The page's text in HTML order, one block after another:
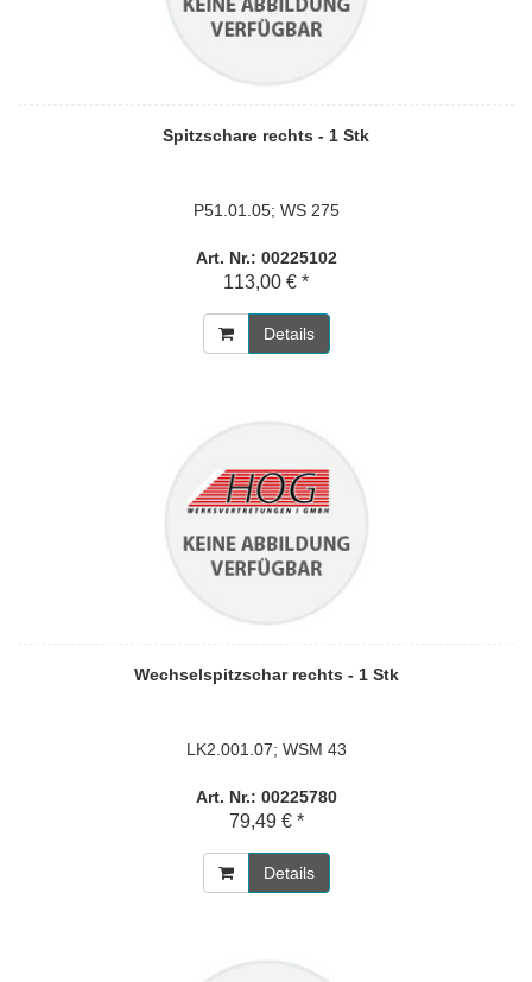
Spitzschare rechts - 1 Stk
P51.01.05; WS 275
Art. Nr.: 00225102
113,00 € *
Details
Wechselspitzschar rechts - 1 Stk
LK2.001.07; WSM 43
Art. Nr.: 00225780
79,49 € *
Details